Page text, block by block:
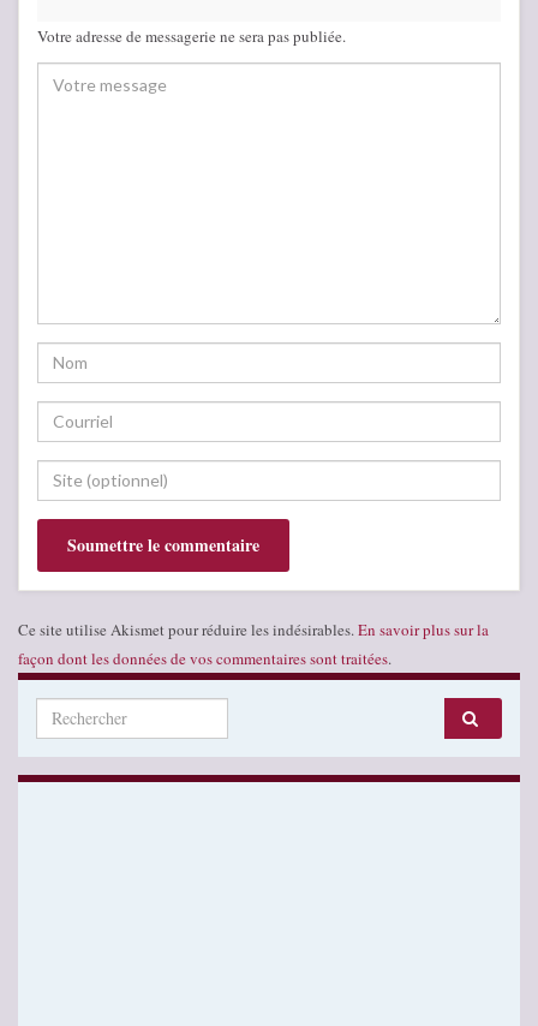
Votre adresse de messagerie ne sera pas publiée.
Ce site utilise Akismet pour réduire les indésirables. En savoir plus sur la
façon dont les données de vos commentaires sont traitées.
Search for: